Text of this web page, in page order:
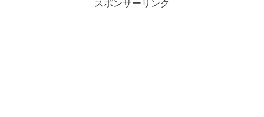
スポンサーリンク